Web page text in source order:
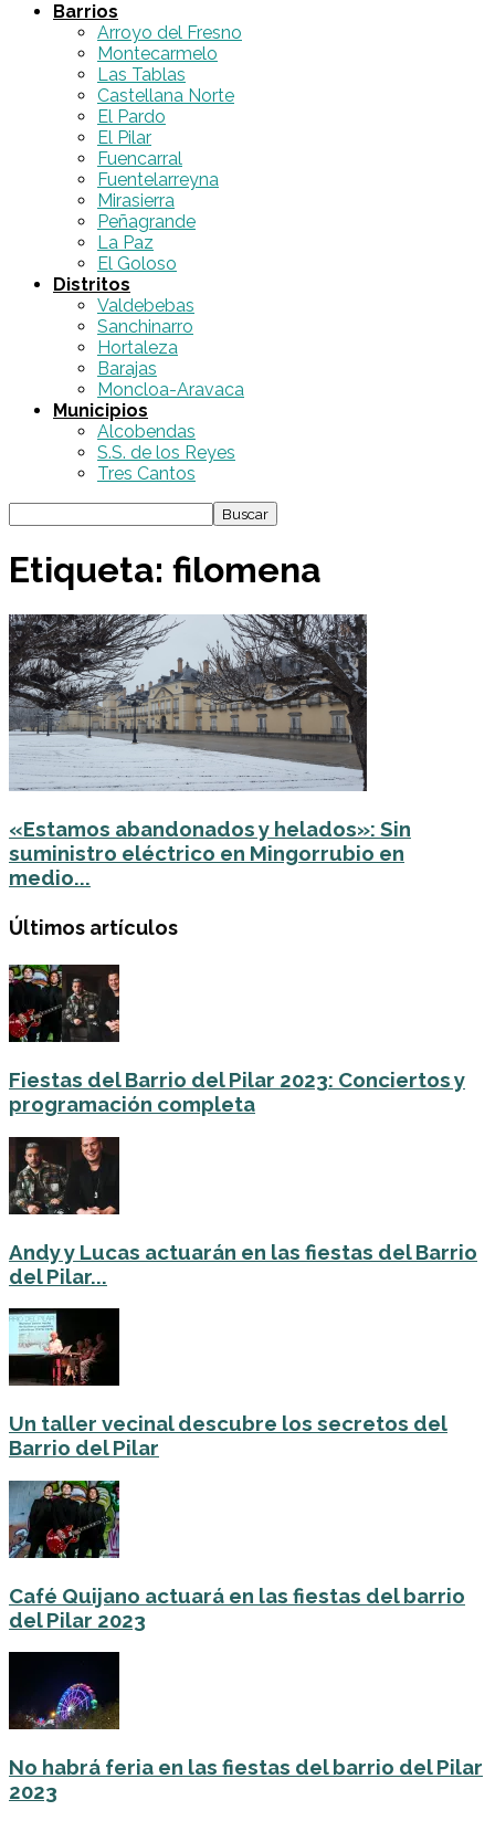
Barrios
Arroyo del Fresno
Montecarmelo
Las Tablas
Castellana Norte
El Pardo
El Pilar
Fuencarral
Fuentelarreyna
Mirasierra
Peñagrande
La Paz
El Goloso
Distritos
Valdebebas
Sanchinarro
Hortaleza
Barajas
Moncloa-Aravaca
Municipios
Alcobendas
S.S. de los Reyes
Tres Cantos
Etiqueta: filomena
«Estamos abandonados y helados»: Sin
suministro eléctrico en Mingorrubio en
medio...
Últimos artículos
Fiestas del Barrio del Pilar 2023: Conciertos y
programación completa
Andy y Lucas actuarán en las fiestas del Barrio
del Pilar...
Un taller vecinal descubre los secretos del
Barrio del Pilar
Café Quijano actuará en las fiestas del barrio
del Pilar 2023
No habrá feria en las fiestas del barrio del Pilar
2023